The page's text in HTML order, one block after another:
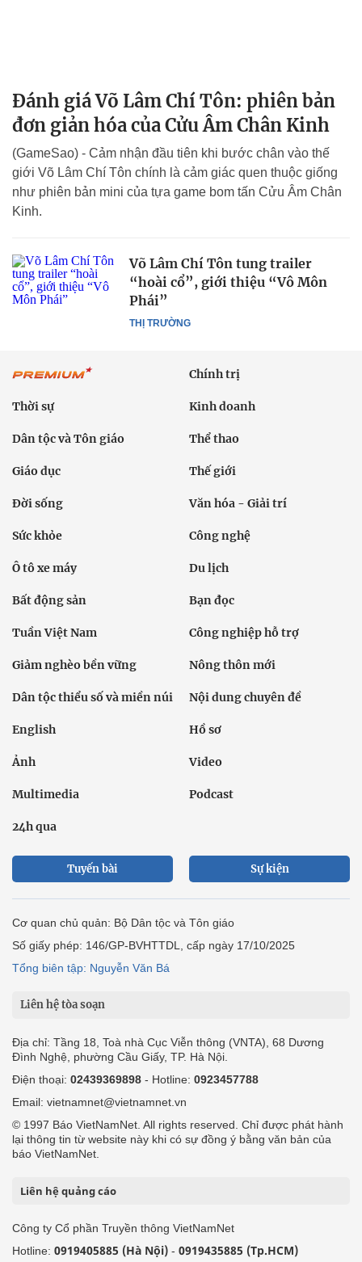
Đánh giá Võ Lâm Chí Tôn: phiên bản
đơn giản hóa của Cửu Âm Chân Kinh
(GameSao) - Cảm nhận đầu tiên khi bước chân vào thế
giới Võ Lâm Chí Tôn chính là cảm giác quen thuộc giống
như phiên bản mini của tựa game bom tấn Cửu Âm Chân
Kinh.
THỊ TRƯỜNG
Võ Lâm Chí Tôn tung trailer
“hoài cổ”, giới thiệu “Vô Môn
Phái”
Chính trị
Thời sự Kinh doanh
Dân tộc và Tôn giáo Thể thao
Giáo dục Thế giới
Đời sống Văn hóa - Giải trí
Sức khỏe Công nghệ
Ô tô xe máy Du lịch
Bất động sản Bạn đọc
Tuần Việt Nam Công nghiệp hỗ trợ
Giảm nghèo bền vững Nông thôn mới
Dân tộc thiểu số và miền núi Nội dung chuyên đề
English Hồ sơ
Ảnh Video
Multimedia Podcast
24h qua
Tuyến bài Sự kiện
Cơ quan chủ quản: Bộ Dân tộc và Tôn giáo
Số giấy phép: 146/GP-BVHTTDL, cấp ngày 17/10/2025
Tổng biên tập: Nguyễn Văn Bá
Liên hệ tòa soạn
Địa chỉ: Tầng 18, Toà nhà Cục Viễn thông (VNTA), 68 Dương
Đình Nghệ, phường Cầu Giấy, TP. Hà Nội.
Điện thoại: 02439369898 - Hotline: 0923457788
Email: vietnamnet@vietnamnet.vn
© 1997 Báo VietNamNet. All rights reserved. Chỉ được phát hành
lại thông tin từ website này khi có sự đồng ý bằng văn bản của
báo VietNamNet.
Liên hệ quảng cáo
Công ty Cổ phần Truyền thông VietNamNet
Hotline: 0919405885 (Hà Nội) - 0919435885 (Tp.HCM)